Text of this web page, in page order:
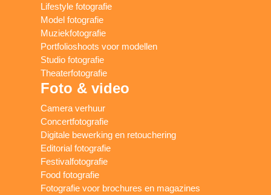
Lifestyle fotografie
Model fotografie
Muziekfotografie
Portfolioshoots voor modellen
Studio fotografie
Theaterfotografie
Foto & video
Camera verhuur
Concertfotografie
Digitale bewerking en retouchering
Editorial fotografie
Festivalfotografie
Food fotografie
Fotografie voor brochures en magazines